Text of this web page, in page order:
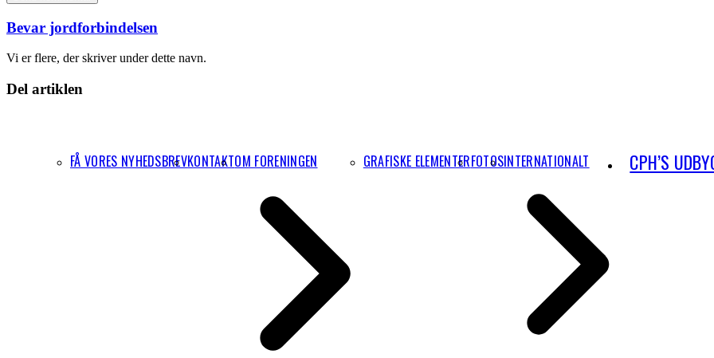
FÅ VORES NYHEDSBREVKONTAKTOM FORENINGEN GRAFISKE ELEMENTERFOTOSINTERNATIONALT CPH’S
Bevar jordforbindelsen
Vi er flere, der skriver under dette navn.
Del artiklen